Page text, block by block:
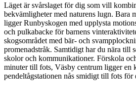
Läget är svårslaget för dig som vill
bekvämligheter med naturens lugn. Bara
ligger Runbyskogen med upplysta
och pulkabacke för barnens
skogsområdet med bär- och
promenadstråk. Samtidigt har du nära till
skolor och kommunikationer. Förskola
minuter till fots, Väsby centrum ligger en
pendeltågstationen nås smidigt till fots för